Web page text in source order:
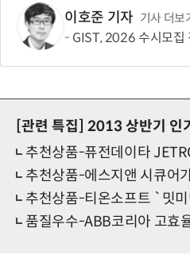
이호준 기자 기사 더보
GIST, 2026 수시모집 경쟁률
[관련 특집] 2013 상반기 인
추천상품-퓨전데이타
추천상품-에스지앤 시큐어
추천상품-티온소프트 `밋
품질우수-ABB코리아 고효